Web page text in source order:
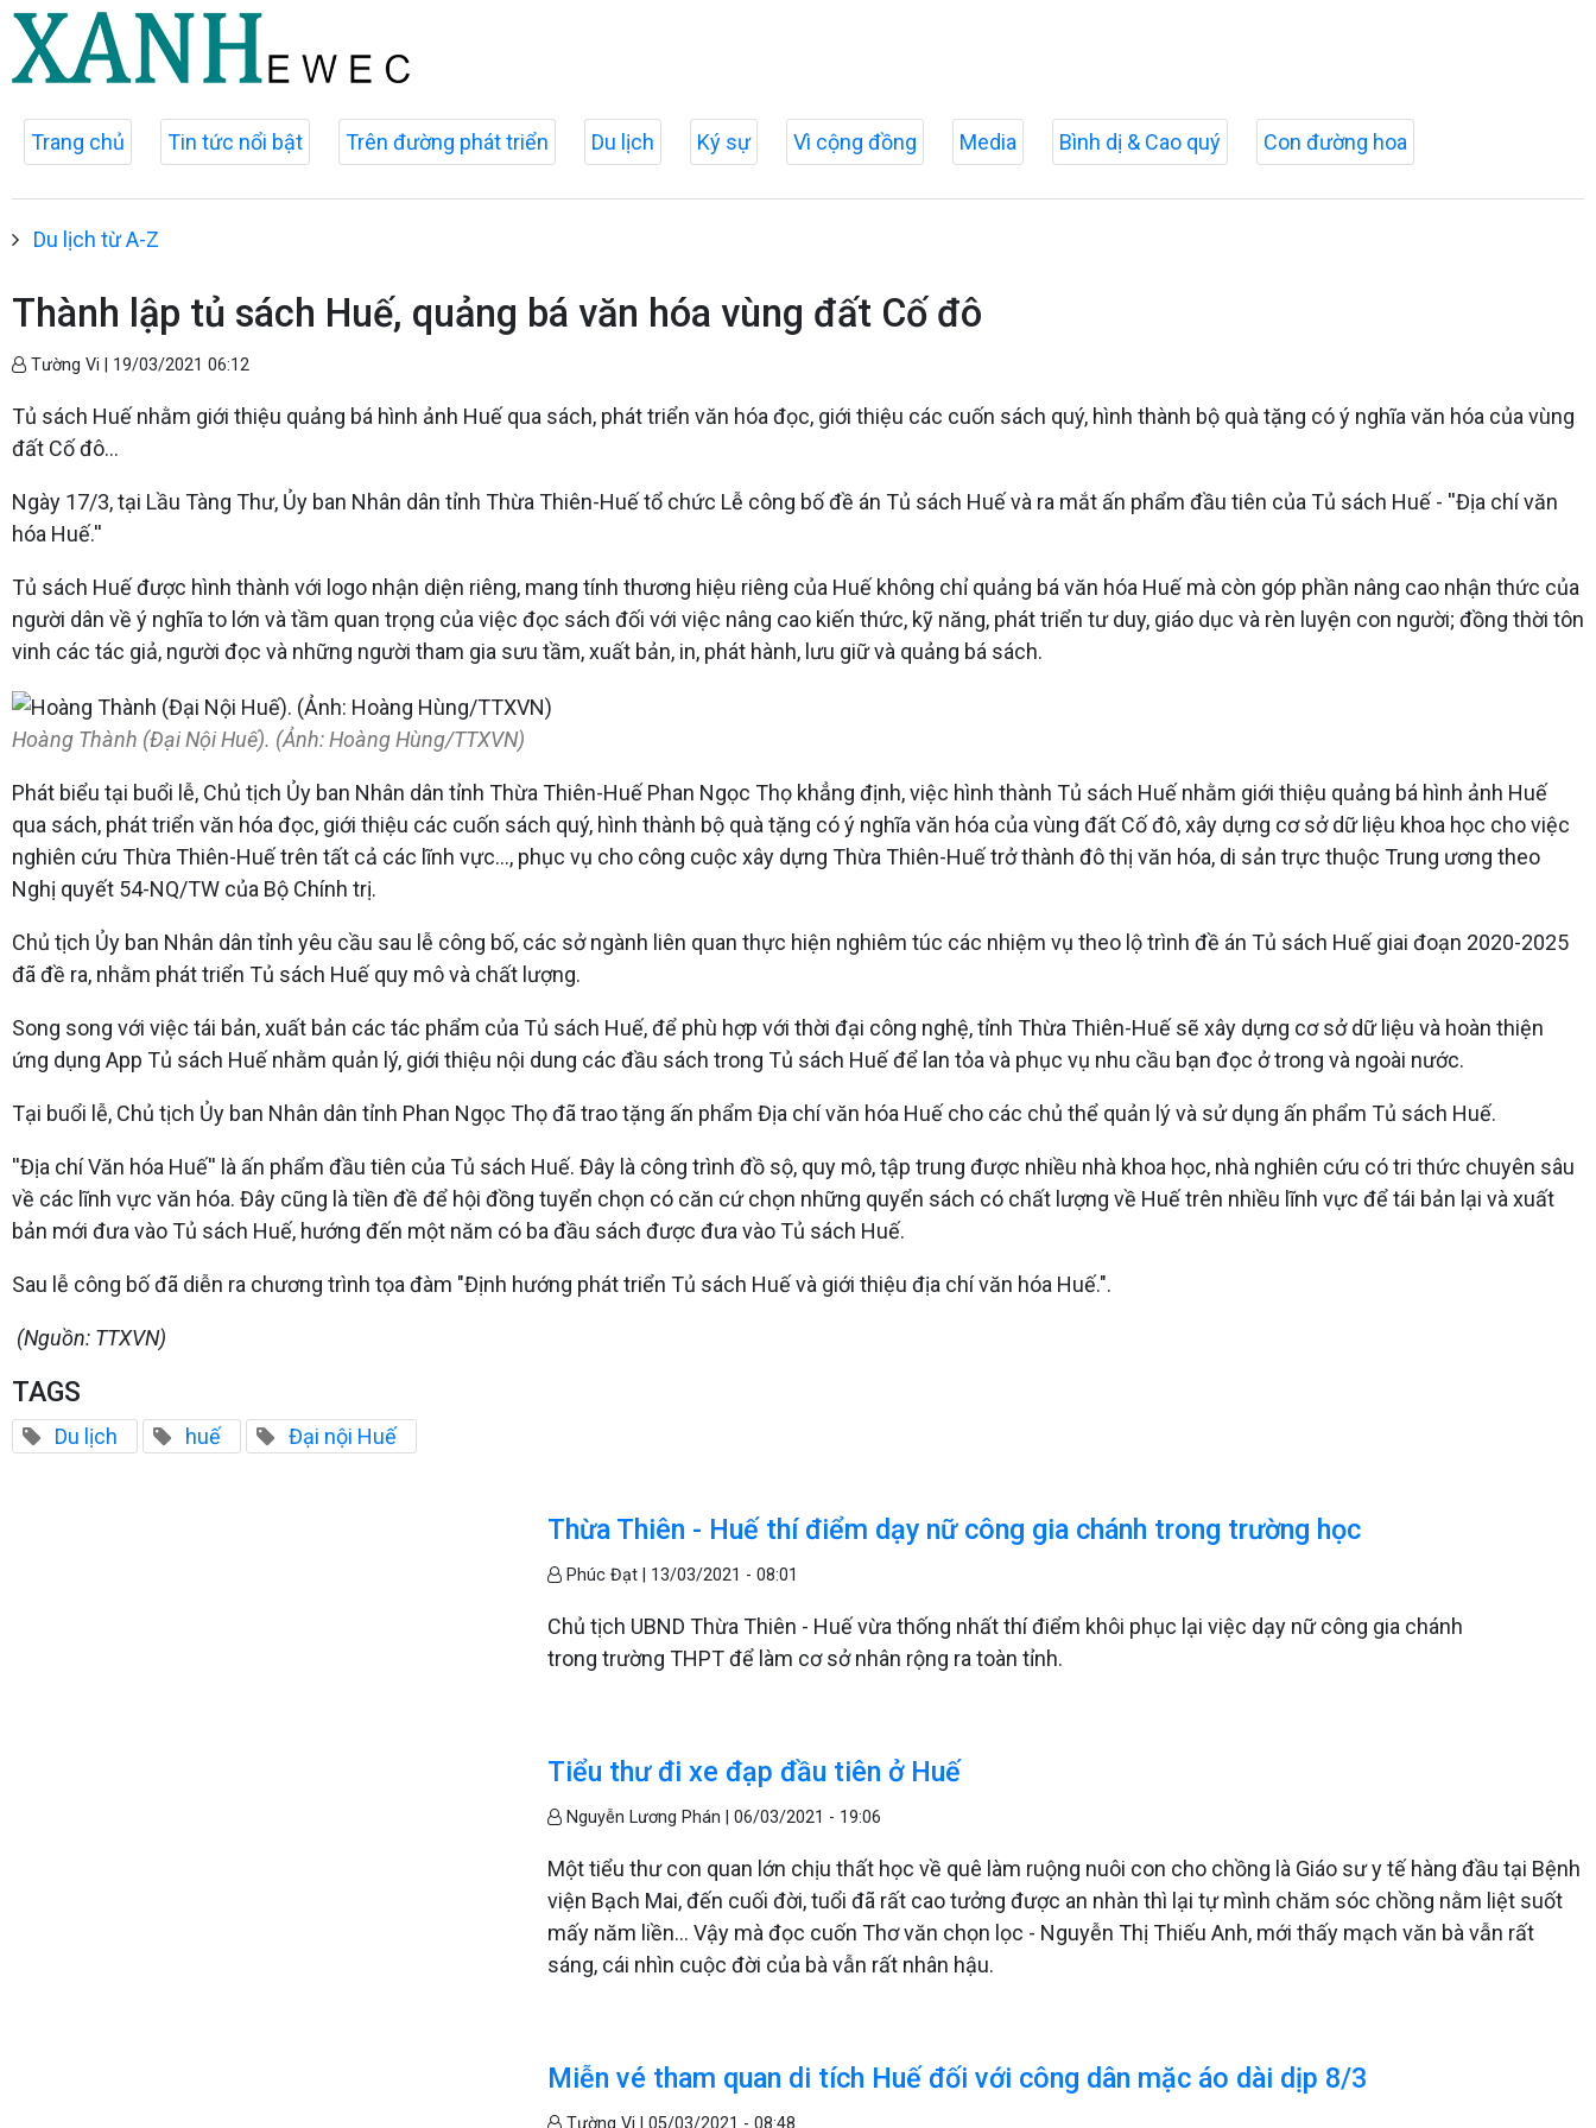
Trang chủ Tin tức nổi bật Trên đường phát triển Du lịch Ký sự Vì cộng đồng Media Bình dị & Cao quý Con đường hoa
Du lịch từ A-Z
Thành lập tủ sách Huế, quảng bá văn hóa vùng đất Cố đô
Tường Vi | 19/03/2021 06:12
Tủ sách Huế nhằm giới thiệu quảng bá hình ảnh Huế qua sách, phát triển văn hóa đọc, giới thiệu các cuốn sách quý, hình thành bộ quà tặng có ý nghĩa văn hóa của vùng
đất Cố đô...
Ngày 17/3, tại Lầu Tàng Thư, Ủy ban Nhân dân tỉnh Thừa Thiên-Huế tổ chức Lễ công bố đề án Tủ sách Huế và ra mắt ấn phẩm đầu tiên của Tủ sách Huế - ''Địa chí văn
hóa Huế.''
Tủ sách Huế được hình thành với logo nhận diện riêng, mang tính thương hiệu riêng của Huế không chỉ quảng bá văn hóa Huế mà còn góp phần nâng cao nhận thức của
người dân về ý nghĩa to lớn và tầm quan trọng của việc đọc sách đối với việc nâng cao kiến thức, kỹ năng, phát triển tư duy, giáo dục và rèn luyện con người; đồng thời tôn
vinh các tác giả, người đọc và những người tham gia sưu tầm, xuất bản, in, phát hành, lưu giữ và quảng bá sách.
Hoàng Thành (Đại Nội Huế). (Ảnh: Hoàng Hùng/TTXVN)
Phát biểu tại buổi lễ, Chủ tịch Ủy ban Nhân dân tỉnh Thừa Thiên-Huế Phan Ngọc Thọ khẳng định, việc hình thành Tủ sách Huế nhằm giới thiệu quảng bá hình ảnh Huế
qua sách, phát triển văn hóa đọc, giới thiệu các cuốn sách quý, hình thành bộ quà tặng có ý nghĩa văn hóa của vùng đất Cố đô, xây dựng cơ sở dữ liệu khoa học cho việc
nghiên cứu Thừa Thiên-Huế trên tất cả các lĩnh vực..., phục vụ cho công cuộc xây dựng Thừa Thiên-Huế trở thành đô thị văn hóa, di sản trực thuộc Trung ương theo
Nghị quyết 54-NQ/TW của Bộ Chính trị.
Chủ tịch Ủy ban Nhân dân tỉnh yêu cầu sau lễ công bố, các sở ngành liên quan thực hiện nghiêm túc các nhiệm vụ theo lộ trình đề án Tủ sách Huế giai đoạn 2020-2025
đã đề ra, nhằm phát triển Tủ sách Huế quy mô và chất lượng.
Song song với việc tái bản, xuất bản các tác phẩm của Tủ sách Huế, để phù hợp với thời đại công nghệ, tỉnh Thừa Thiên-Huế sẽ xây dựng cơ sở dữ liệu và hoàn thiện
ứng dụng App Tủ sách Huế nhằm quản lý, giới thiệu nội dung các đầu sách trong Tủ sách Huế để lan tỏa và phục vụ nhu cầu bạn đọc ở trong và ngoài nước.
Tại buổi lễ, Chủ tịch Ủy ban Nhân dân tỉnh Phan Ngọc Thọ đã trao tặng ấn phẩm Địa chí văn hóa Huế cho các chủ thể quản lý và sử dụng ấn phẩm Tủ sách Huế.
''Địa chí Văn hóa Huế'' là ấn phẩm đầu tiên của Tủ sách Huế. Đây là công trình đồ sộ, quy mô, tập trung được nhiều nhà khoa học, nhà nghiên cứu có tri thức chuyên sâu
về các lĩnh vực văn hóa. Đây cũng là tiền đề để hội đồng tuyển chọn có căn cứ chọn những quyển sách có chất lượng về Huế trên nhiều lĩnh vực để tái bản lại và xuất
bản mới đưa vào Tủ sách Huế, hướng đến một năm có ba đầu sách được đưa vào Tủ sách Huế.
Sau lễ công bố đã diễn ra chương trình tọa đàm "Định hướng phát triển Tủ sách Huế và giới thiệu địa chí văn hóa Huế.".
(Nguồn: TTXVN)
TAGS
Du lịch huế Đại nội Huế
Thừa Thiên - Huế thí điểm dạy nữ công gia chánh trong trường học
Phúc Đạt | 13/03/2021 - 08:01
Chủ tịch UBND Thừa Thiên - Huế vừa thống nhất thí điểm khôi phục lại việc dạy nữ công gia chánh
trong trường THPT để làm cơ sở nhân rộng ra toàn tỉnh.
Tiểu thư đi xe đạp đầu tiên ở Huế
Nguyễn Lương Phán |06/03/2021 - 19:06
Một tiểu thư con quan lớn chịu thất học về quê làm ruộng nuôi con cho chồng là Giáo sư y tế hàng đầu tại Bệnh
viện Bạch Mai, đến cuối đời, tuổi đã rất cao tưởng được an nhàn thì lại tự mình chăm sóc chồng nằm liệt suốt
mấy năm liền... Vậy mà đọc cuốn Thơ văn chọn lọc - Nguyễn Thị Thiếu Anh, mới thấy mạch văn bà vẫn rất
sáng, cái nhìn cuộc đời của bà vẫn rất nhân hậu.
Miễn vé tham quan di tích Huế đối với công dân mặc áo dài dịp 8/3
Tường Vi |05/03/2021 - 08:48